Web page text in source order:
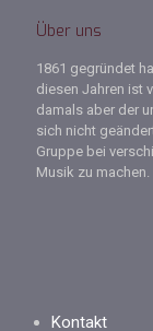
Über uns
1861 gegründet
diesen Jahren ist
damals aber der
sich nicht
Gruppe bei
Musik zu machen.
Kontakt